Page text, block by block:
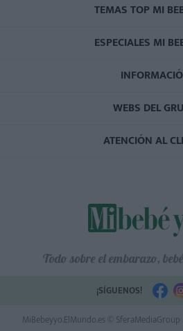
TEMAS TOP MI
ESPECIALES MI
WEBS DEL
ATENCIÓN AL
Todo sobre el embarazo,
¡SÍGUENOS!
MiBebeyyo.ElMundo.es © SferaMediaGroup